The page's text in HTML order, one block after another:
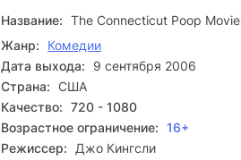
Название: The Connecticut Poop Movie
Жанр:
Комедии
Дата выхода:
9 сентября 2006
Страна: США
Качество: 720 - 1080
Возрастное ограничение: 16+
Режиссер:
Джо Кингсли